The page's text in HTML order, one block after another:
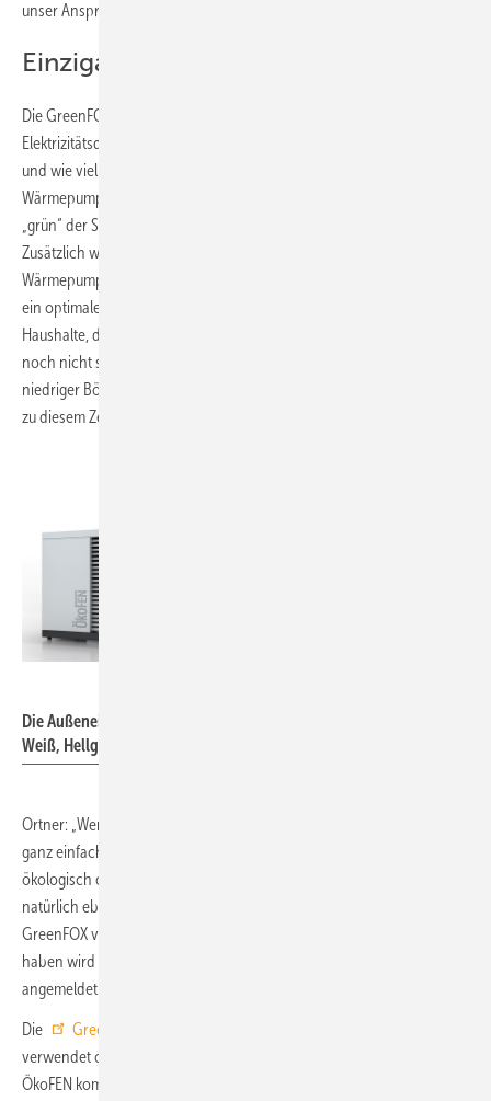
unser Anspruch und darauf sind wir wirklich stolz!“
Einzigartiger „GreenMode“
Die GreenFOX-Wärmepumpe nutzt weltweite Live- und Zukunfts-
Elektrizitätsdaten, die zeigen, wie und wo der Strom produziert wird
und wie viel CO
Wärmepumpen­steuerung erkennt über diese Daten automatisch, wie
„grün“ der Strommix ist und passt den Betrieb der Anlage an.
Zusätzlich wird auch der aktuelle Börsenstrompreis abgerufen und die
Wärmepumpe verschiebt die Stromnutzung auf Basis des Preises auf
ein optimaleres Zeitfenster (Anmerkung der Redaktion: Tarife für
Haushalte, die variable Strompreise weitergeben, sind in Deutschland
noch nicht stark verbreitet, aber im Kommen. Gleichwohl ist ein
niedriger Börsenstrompreis momentan häufig ein Indikator, für einen
zu diesem Zeitpunkt geringen CO
Die Außeneinheit der GreenFOX-Wärmepumpe ist in den Farben
Weiß, Hellgrau und Anthrazit erhältlich.
Ortner: „Wer unsere Wärmepumpe nutzt, kann über den ‚GreenMode‘
ganz einfach und jederzeit selbst bestimmen, ob sie maximal
ökologisch oder maximal günstig arbeiten soll. Abstufungen sind
natürlich ebenfalls möglich. Um den Technologievorsprung von
GreenFOX vor allem gegen Mitbewerber aus Fernost abzusichern,
haben wird die regeltechnische Eigenentwicklung zum Patent
angemeldet.“
Die GreenFOX-Wärmepumpe
verwendet oder auch nachträglich mit einer Pelletheizung von
ÖkoFEN kombiniert werden – die Hydraulik und Regelung der